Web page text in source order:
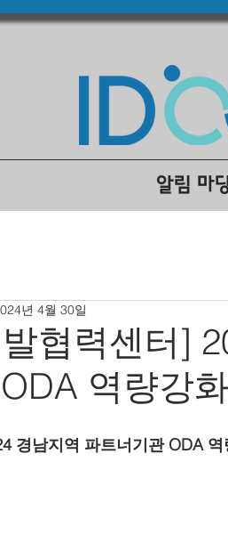
알림 마
협력센터]
역량강
년 4월 30일
경남지역 파트너기관 ODA